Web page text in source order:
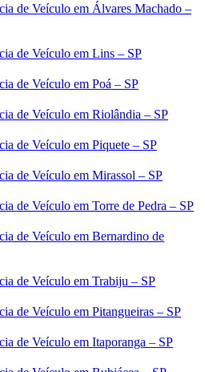
de Veículo em Álvares Machado –
de Veículo em Lins – SP
de Veículo em Poá – SP
de Veículo em Riolândia – SP
de Veículo em Piquete – SP
de Veículo em Mirassol – SP
de Veículo em Torre de Pedra – SP
de Veículo em Bernardino de
de Veículo em Trabiju – SP
de Veículo em Pitangueiras – SP
de Veículo em Itaporanga – SP